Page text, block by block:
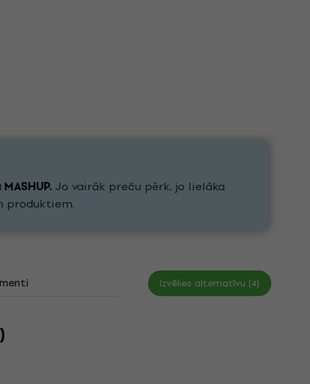
MASHUP.Jo vairāk preču pērk, jo lielāka
produktiem.
Izvēlies alternatīvu (4)